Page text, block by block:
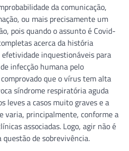
da comunicação,
ou mais precisamente um
pois quando o assunto é Covid-
acerca da história
inquestionáveis para
infecção humana pelo
que o vírus tem alta
síndrome respiratória aguda
leves a casos muito graves e a
varia, principalmente, conforme a
associadas. Logo, agir não é
de sobrevivência.